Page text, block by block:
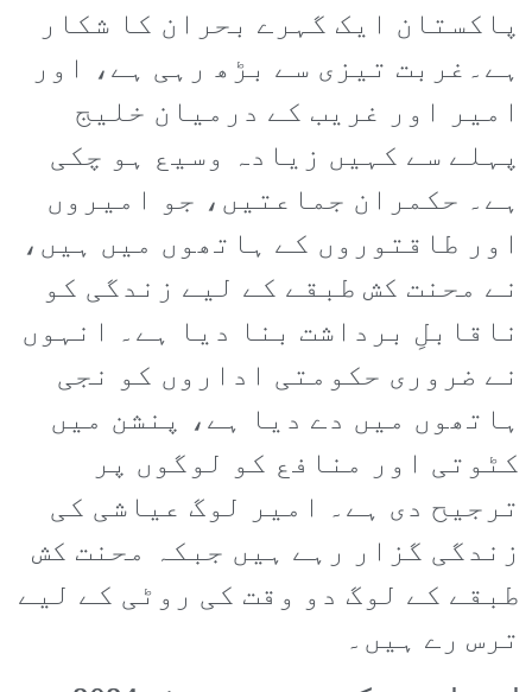
پاکستان ایک گہرے بحران کا شکار
ہے۔غربت تیزی سے بڑھ رہی ہے، اور
امیر اور غریب کے درمیان خلیج
پہلے سے کہیں زیادہ وسیع ہو چکی
ہے۔ حکمران جماعتیں، جو امیروں
اور طاقتوروں کے ہاتھوں میں ہیں،
نے محنت کش طبقے کے لیے زندگی کو
ناقابلِ برداشت بنا دیا ہے۔ انہوں
نے ضروری حکومتی اداروں کو نجی
ہاتھوں میں دے دیا ہے، پنشن میں
کٹوتی اور منافع کو لوگوں پر
ترجیح دی ہے۔ امیر لوگ عیاشی کی
زندگی گزار رہے ہیں جبکہ محنت کش
طبقے کے لوگ دو وقت کی روٹی کے لیے
ترس رے ہیں۔